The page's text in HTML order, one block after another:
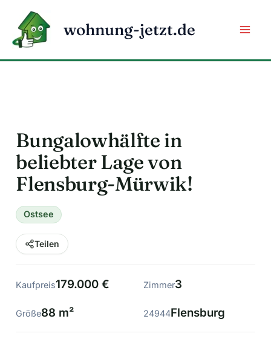
Inhalt
springen
wohnung-jetzt.de
Bungalowhälfte in
beliebter Lage von
Flensburg-Mürwik!
Ostsee
Teilen
Kaufpreis179.000 € Zimmer3
Größe88 m² 24944Flensburg